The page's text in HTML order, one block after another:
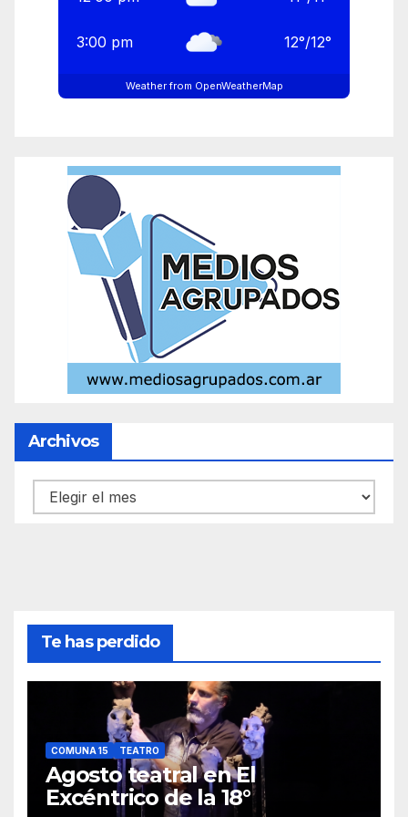
3:00 pm 12°/12°
Weather from OpenWeatherMap
Archivos
Archivos
Te has perdido
COMUNA 15 TEATRO
Agosto teatral en El
Excéntrico de la 18°